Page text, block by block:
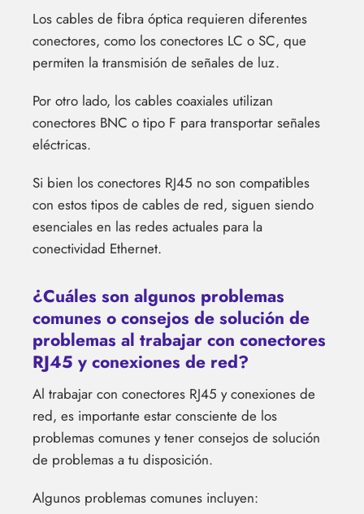
Los cables de fibra óptica requieren diferentes
conectores, como los conectores LC o SC, que
permiten la transmisión de señales de luz.
Por otro lado, los cables coaxiales utilizan
conectores BNC o tipo F para transportar señales
eléctricas.
Si bien los conectores RJ45 no son compatibles
con estos tipos de cables de red, siguen siendo
esenciales en las redes actuales para la
conectividad Ethernet.
¿Cuáles son algunos problemas
comunes o consejos de solución de
problemas al trabajar con conectores
RJ45 y conexiones de red?
Al trabajar con conectores RJ45 y conexiones de
red, es importante estar consciente de los
problemas comunes y tener consejos de solución
de problemas a tu disposición.
Algunos problemas comunes incluyen: